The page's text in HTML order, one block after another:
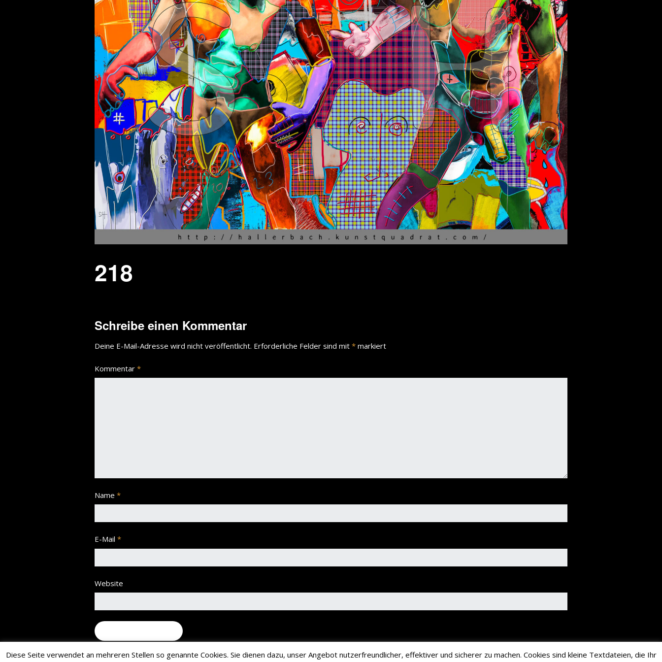
wächter aus stein
Wächter Videos
verschiedenes
portrait
218
Schreibe einen Kommentar
Deine E-Mail-Adresse wird nicht veröffentlicht. Erforderliche Felder sind mit * markiert
Kommentar *
Name *
E-Mail *
Website
Diese Seite verwendet an mehreren Stellen so genannte Cookies. Sie dienen dazu, unser Angebot nutzerfreundlicher, effektiver und sicherer zu machen. Cookies sind kleine Textdateien, die Ihr